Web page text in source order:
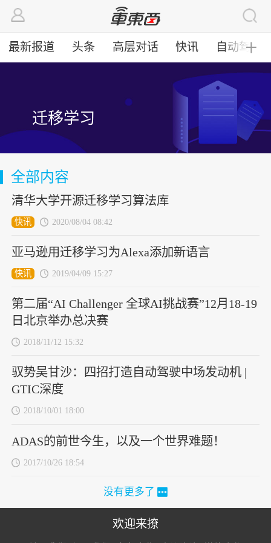
最新报道 头条 高层对话 快讯 自动驾驶
╋
迁移学习
全部内容
清华大学开源迁移学习算法库
快讯 2020/08/04 08:42
亚马逊用迁移学习为Alexa添加新语言
快讯 2019/04/09 15:27
第二届“AI Challenger 全球AI挑战赛”12月18-19
日北京举办总决赛
2018/11/12 15:32
驭势吴甘沙：四招打造自动驾驶中场发动机 |
GTIC深度
2018/10/01 18:00
ADAS的前世今生，以及一个世界难题！
2017/10/26 18:54
没有更多了
欢迎来撩